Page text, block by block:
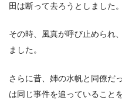
田は断って去ろうとしました。
その時、風真が呼び止められ
ました。
さらに昔、姉の水帆と同僚だ
は同じ事件を追っていること